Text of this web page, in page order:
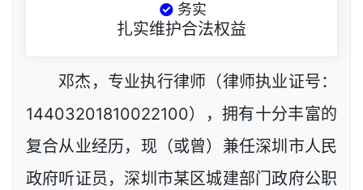
务实
扎实维护合法权益
邓杰，专业执行律师（律师执业证号：
14403201810022100），拥有十分丰富的
复合从业经历，现（或曾）兼任深圳市人民
政府听证员，深圳市某区城建部门政府公职